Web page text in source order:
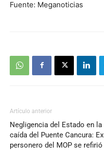
Fuente: Meganoticias
Artículo anterior
Negligencia del Estado en la
caída del Puente Cancura: Ex
personero del MOP se refirió